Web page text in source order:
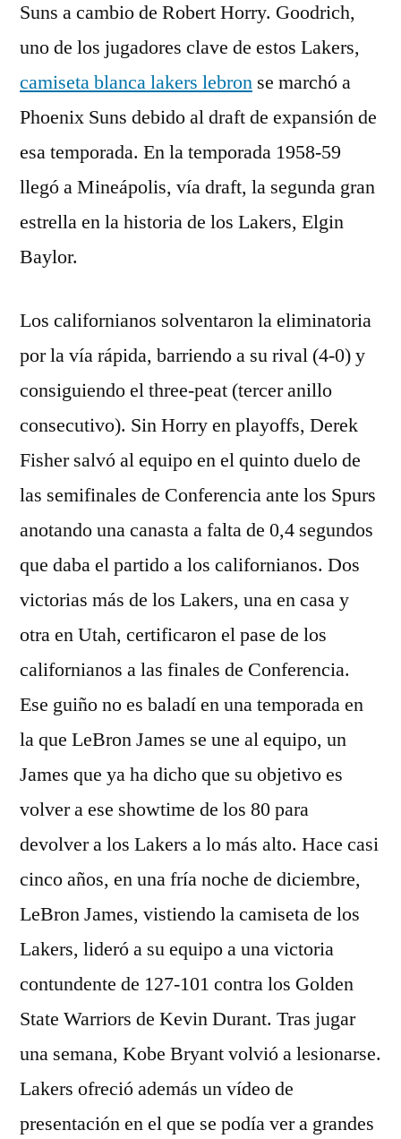
Suns a cambio de Robert Horry. Goodrich,
uno de los jugadores clave de estos Lakers,
camiseta blanca lakers lebron se marchó a
Phoenix Suns debido al draft de expansión de
esa temporada. En la temporada 1958-59
llegó a Mineápolis, vía draft, la segunda gran
estrella en la historia de los Lakers, Elgin
Baylor.
Los californianos solventaron la eliminatoria
por la vía rápida, barriendo a su rival (4-0) y
consiguiendo el three-peat (tercer anillo
consecutivo). Sin Horry en playoffs, Derek
Fisher salvó al equipo en el quinto duelo de
las semifinales de Conferencia ante los Spurs
anotando una canasta a falta de 0,4 segundos
que daba el partido a los californianos. Dos
victorias más de los Lakers, una en casa y
otra en Utah, certificaron el pase de los
californianos a las finales de Conferencia.
Ese guiño no es baladí en una temporada en
la que LeBron James se une al equipo, un
James que ya ha dicho que su objetivo es
volver a ese showtime de los 80 para
devolver a los Lakers a lo más alto. Hace casi
cinco años, en una fría noche de diciembre,
LeBron James, vistiendo la camiseta de los
Lakers, lideró a su equipo a una victoria
contundente de 127-101 contra los Golden
State Warriors de Kevin Durant. Tras jugar
una semana, Kobe Bryant volvió a lesionarse.
Lakers ofreció además un vídeo de
presentación en el que se podía ver a grandes